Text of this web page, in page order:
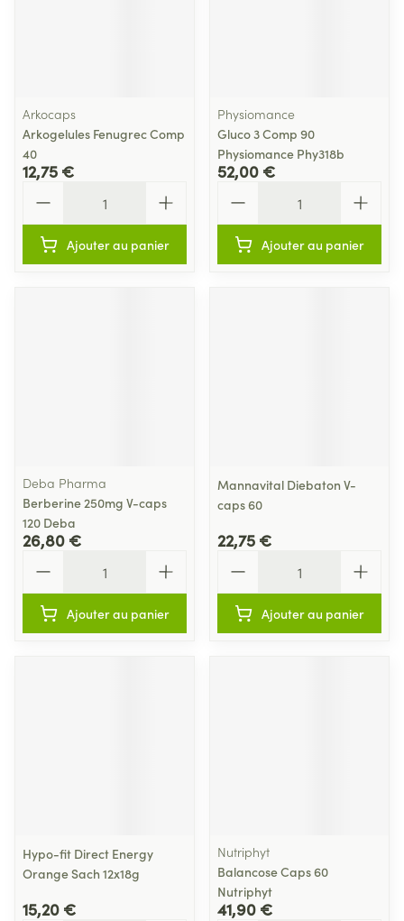
Arkocaps
Arkogelules Fenugrec Comp
40
12,75 €
Ajouter au panier
Physiomance
Gluco 3 Comp 90
Physiomance Phy318b
52,00 €
Ajouter au panier
Deba Pharma
Berberine 250mg V-caps
120 Deba
26,80 €
Ajouter au panier
Mannavital Diebaton V-
caps 60
22,75 €
Ajouter au panier
Hypo-fit Direct Energy
Orange Sach 12x18g
15,20 €
Nutriphyt
Balancose Caps 60
Nutriphyt
41,90 €